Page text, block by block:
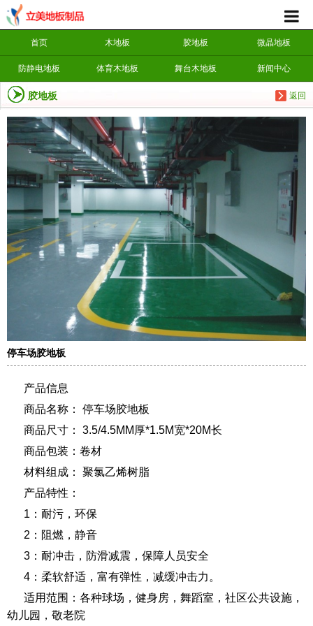
首页 木地板 胶地板 微晶地板
防静电地板 体育木地板 舞台木地板 新闻中心
返回
胶地板
停车场胶地板
产品信息
商品名称： 停车场胶地板
商品尺寸： 3.5/4.5MM厚*1.5M宽*20M长
商品包装：卷材
材料组成： 聚氯乙烯树脂
产品特性：
1：耐污，环保
2：阻燃，静音
3：耐冲击，防滑减震，保障人员安全
4：柔软舒适，富有弹性，减缓冲击力。
适用范围：各种球场，健身房，舞蹈室，社区公共设施，
幼儿园，敬老院